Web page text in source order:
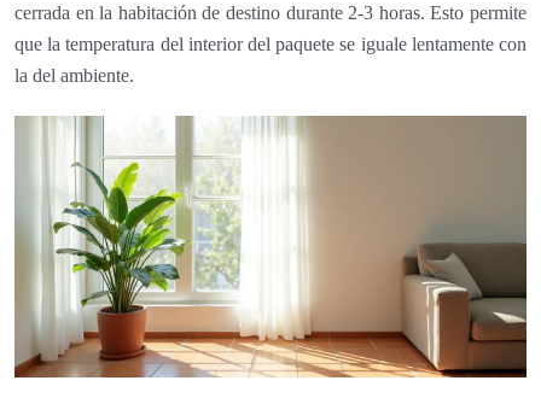
cerrada en la habitación de destino durante 2-3 horas. Esto permite
que la temperatura del interior del paquete se iguale lentamente con
la del ambiente.